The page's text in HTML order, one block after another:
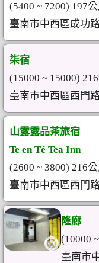
(5400 ~ 7200) 197
臺南市中西區成功
柒宿
(15000 ~ 15000)
臺南市中西區西門
山露露品茶旅宿
Te en Té Tea Inn
(2600 ~ 3800) 216
臺南市中西區西門
隆廊
(10000
臺南市